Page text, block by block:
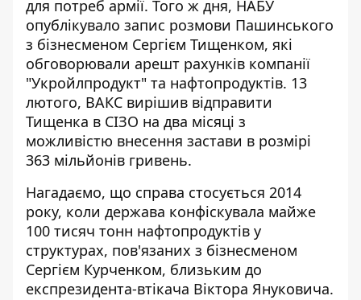
для потреб армії. Того ж дня, НАБУ
опублікувало запис розмови Пашинського
з бізнесменом Сергієм Тищенком, які
обговорювали арешт рахунків компанії
"Укройлпродукт" та нафтопродуктів. 13
лютого, ВАКС вирішив відправити
Тищенка в СІЗО на два місяці з
можливістю внесення застави в розмірі
363 мільйонів гривень.
Нагадаємо, що справа стосується 2014
року, коли держава конфіскувала майже
100 тисяч тонн нафтопродуктів у
структурах, пов'язаних з бізнесменом
Сергієм Курченком, близьким до
експрезидента-втікача Віктора Януковича.